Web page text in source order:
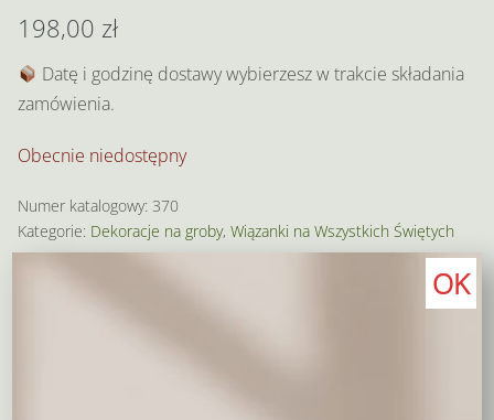
198,00 zł
Datę i godzinę dostawy wybierzesz w trakcie składania
zamówienia.
Obecnie niedostępny
Numer katalogowy: 370
Kategorie: Dekoracje na groby, Wiązanki na Wszystkich Świętych
OK